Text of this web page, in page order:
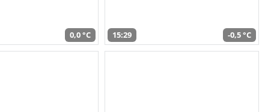
0,0 °C 15:29 -0,5 °C